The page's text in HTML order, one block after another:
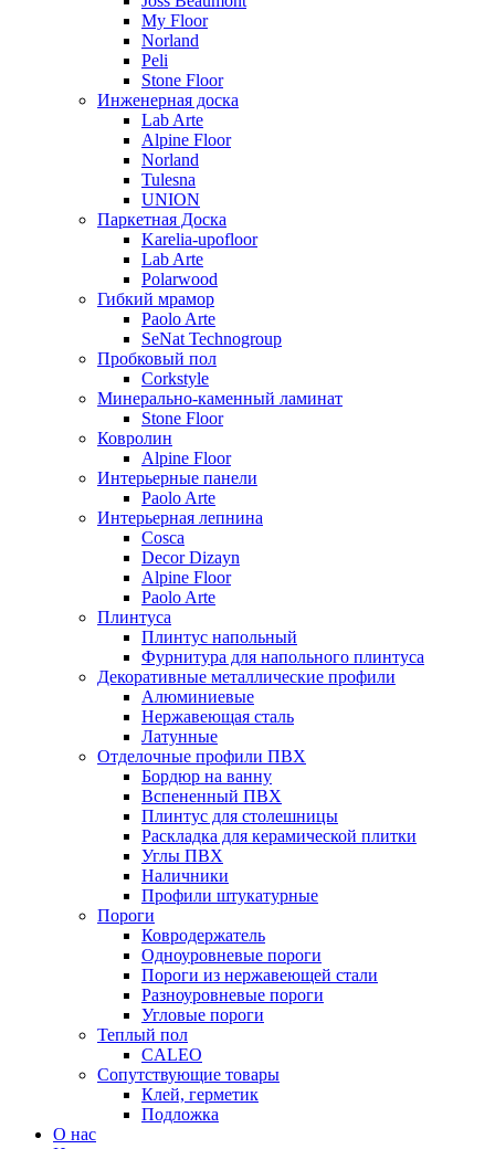
My Floor
Norland
Peli
Stone Floor
Инженерная доска
Lab Arte
Alpine Floor
Norland
Tulesna
UNION
Паркетная Доска
Karelia-upofloor
Lab Arte
Polarwood
Гибкий мрамор
Paolo Arte
SeNat Technogroup
Пробковый пол
Corkstyle
Минерально-каменный ламинат
Stone Floor
Ковролин
Alpine Floor
Интерьерные панели
Paolo Arte
Интерьерная лепнина
Cosca
Decor Dizayn
Alpine Floor
Paolo Arte
Плинтуса
Плинтус напольный
Фурнитура для напольного плинтуса
Декоративные металлические профили
Алюминиевые
Нержавеющая сталь
Латунные
Отделочные профили ПВХ
Бордюр на ванну
Вспененный ПВХ
Плинтус для столешницы
Раскладка для керамической плитки
Углы ПВХ
Наличники
Профили штукатурные
Пороги
Ковродержатель
Одноуровневые пороги
Пороги из нержавеющей стали
Разноуровневые пороги
Угловые пороги
Теплый пол
CALEO
Сопутствующие товары
Клей, герметик
Подложка
О нас